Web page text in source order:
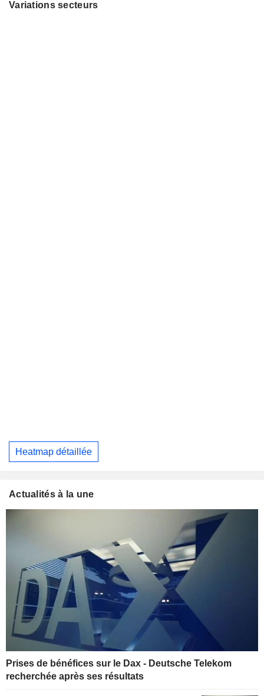
Variations secteurs
Heatmap détaillée
Actualités à la une
Prises de bénéfices sur le Dax - Deutsche Telekom
recherchée après ses résultats